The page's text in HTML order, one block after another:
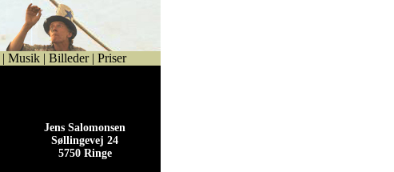
| Musik | Billeder | Priser
Jens Salomonsen
Søllingevej 24
5750 Ringe